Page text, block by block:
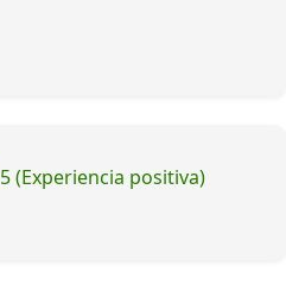
5 (Experiencia positiva)